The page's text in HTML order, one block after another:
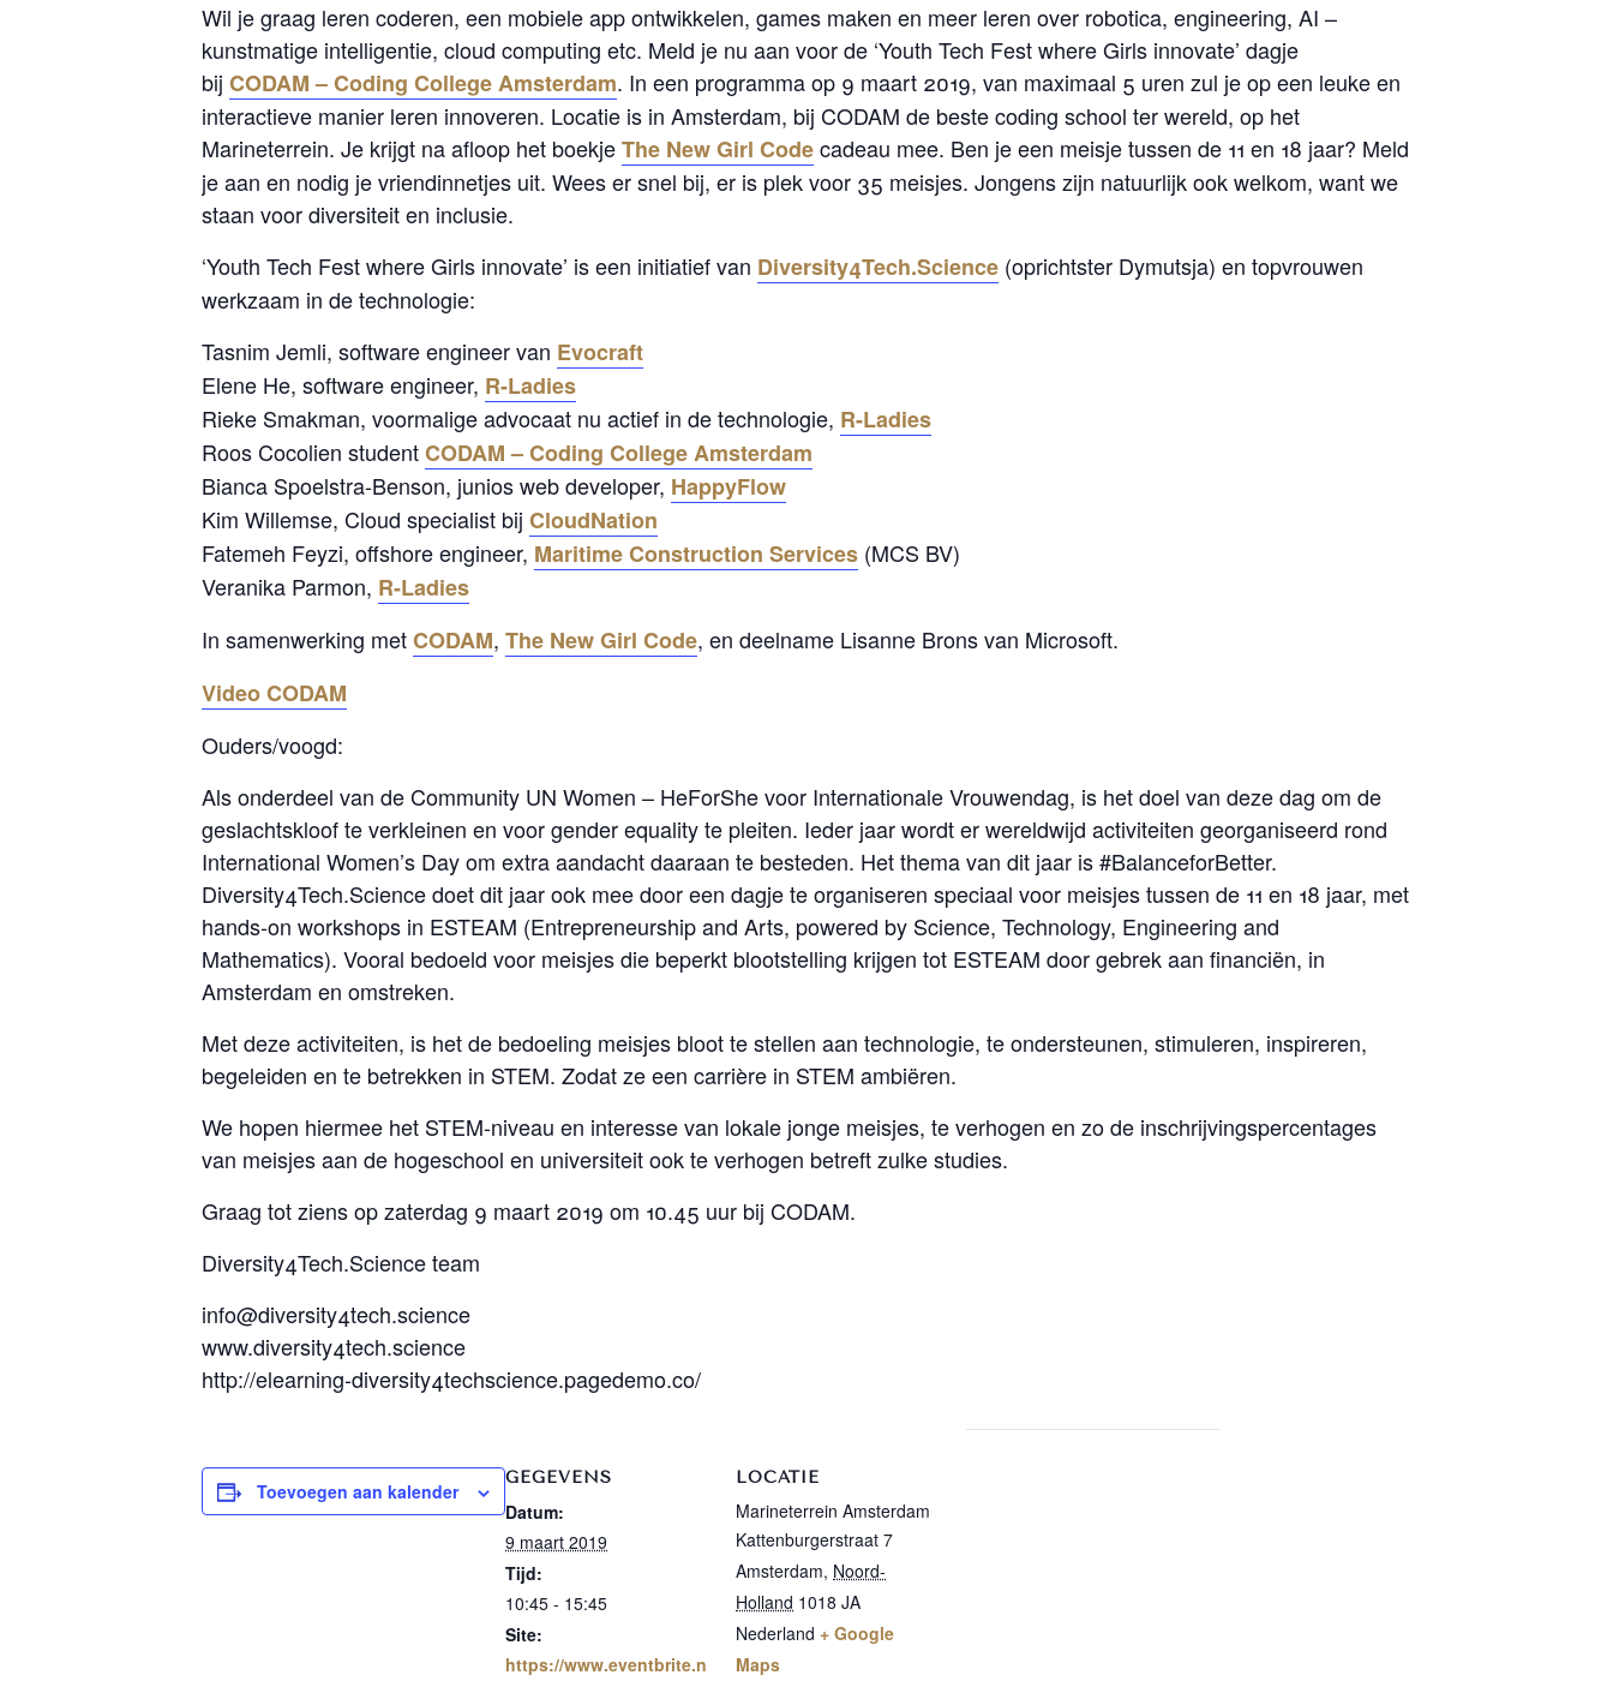
Wil je graag leren coderen, een mobiele app ontwikkelen, games maken en meer leren over robotica, engineering, AI –
kunstmatige intelligentie, cloud computing etc. Meld je nu aan voor de ‘Youth Tech Fest where Girls innovate’ dagje
bij CODAM – Coding College Amsterdam. In een programma op 9 maart 2019, van maximaal 5 uren zul je op een leuke en
interactieve manier leren innoveren. Locatie is in Amsterdam, bij CODAM de beste coding school ter wereld, op het
Marineterrein. Je krijgt na afloop het boekjeThe New Girl Codecadeau mee. Ben je een meisje tussen de 11 en 18 jaar? Meld
je aan en nodig je vriendinnetjes uit. Wees er snel bij, er is plek voor 35 meisjes. Jongens zijn natuurlijk ook welkom, want we
staan voor diversiteit en inclusie.
‘Youth Tech Fest where Girls innovate’ is een initiatief van Diversity4Tech.Science (oprichtster Dymutsja) en topvrouwen
werkzaam in de technologie:
Tasnim Jemli, software engineer van Evocraft
Elene He, software engineer, R-Ladies
Rieke Smakman, voormalige advocaat nu actief in de technologie, R-Ladies
Roos Cocolien studentCODAM – Coding College Amsterdam
Bianca Spoelstra-Benson, junios web developer, HappyFlow
Kim Willemse, Cloud specialist bij CloudNation
Fatemeh Feyzi, offshore engineer, Maritime Construction Services (MCS BV)
Veranika Parmon, R-Ladies
In samenwerking metCODAM, The New Girl Code, en deelname Lisanne Brons van Microsoft.
Video CODAM
Ouders/voogd:
Als onderdeel van de Community UN Women – HeForShe voor Internationale Vrouwendag, is het doel van deze dag om de
geslachtskloof te verkleinen en voor gender equality te pleiten. Ieder jaar wordt er wereldwijd activiteiten georganiseerd rond
International Women’s Day om extra aandacht daaraan te besteden. Het thema van dit jaar is #BalanceforBetter.
Diversity4Tech.Science doet dit jaar ook mee door een dagje te organiseren speciaal voor meisjes tussen de 11 en 18 jaar, met
hands-on workshops in ESTEAM (Entrepreneurship and Arts, powered by Science, Technology, Engineering and
Mathematics). Vooral bedoeld voor meisjes die beperkt blootstelling krijgen tot ESTEAM door gebrek aan financiën, in
Amsterdam en omstreken.
Met deze activiteiten, is het de bedoeling meisjes bloot te stellen aan technologie, te ondersteunen, stimuleren, inspireren,
begeleiden en te betrekken in STEM. Zodat ze een carrière in STEM ambiëren.
We hopen hiermee het STEM-niveau en interesse van lokale jonge meisjes, te verhogen en zo de inschrijvingspercentages
van meisjes aan de hogeschool en universiteit ook te verhogen betreft zulke studies.
Graag tot ziens op zaterdag 9 maart 2019 om 10.45 uur bij CODAM.
Diversity4Tech.Science team
info@diversity4tech.science
www.diversity4tech.science
http://elearning-diversity4techscience.pagedemo.co/
Toevoegen aan kalender
GEGEVENS
Datum:
9 maart 2019
Tijd:
10:45 - 15:45
Site:
https://www.eventbrite.n
LOCATIE
Marineterrein Amsterdam
Kattenburgerstraat 7
Amsterdam, Noord-
Holland 1018 JA
Nederland + Google
Maps